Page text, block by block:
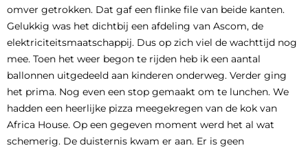
omver getrokken. Dat gaf een flinke file van beide kanten.
Gelukkig was het dichtbij een afdeling van Ascom, de
elektriciteitsmaatschappij. Dus op zich viel de wachttijd nog
mee. Toen het weer begon te rijden heb ik een aantal
ballonnen uitgedeeld aan kinderen onderweg. Verder ging
het prima. Nog even een stop gemaakt om te lunchen. We
hadden een heerlijke pizza meegekregen van de kok van
Africa House. Op een gegeven moment werd het al wat
schemerig. De duisternis kwam er aan. Er is geen